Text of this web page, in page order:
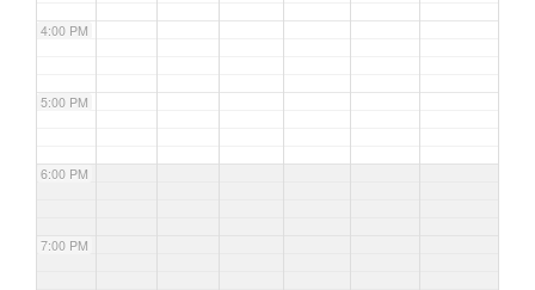
4:00 PM
5:00 PM
6:00 PM
7:00 PM